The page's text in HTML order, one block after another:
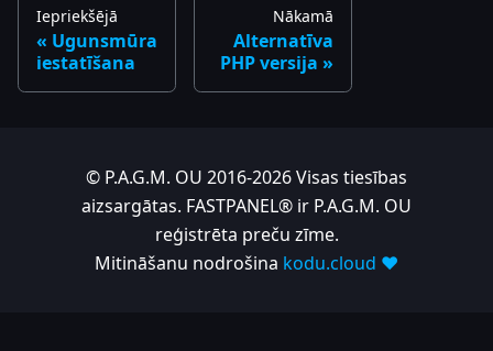
Iepriekšējā
Ugunsmūra
iestatīšana
Nākamā
Alternatīva
PHP versija
© P.A.G.M. OU 2016-2026 Visas tiesības
aizsargātas. FASTPANEL® ir P.A.G.M. OU
reģistrēta preču zīme.
Mitināšanu nodrošina kodu.cloud ❤️